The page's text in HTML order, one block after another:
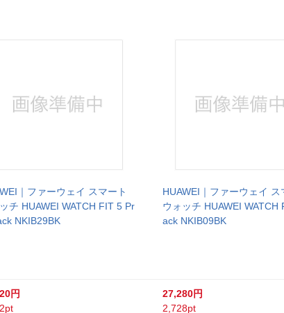
｜ファーウェイ スマート
チ HUAWEI WATCH FIT 5 Pr
NKIB29BK
円
HUAWEI｜ファーウェイ ス
ウォッチ HUAWEI WATCH
ack NKIB09BK
27,280円
2,728pt